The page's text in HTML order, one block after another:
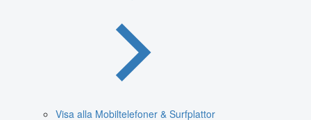
Visa alla Mobiltelefoner & Surfplattor